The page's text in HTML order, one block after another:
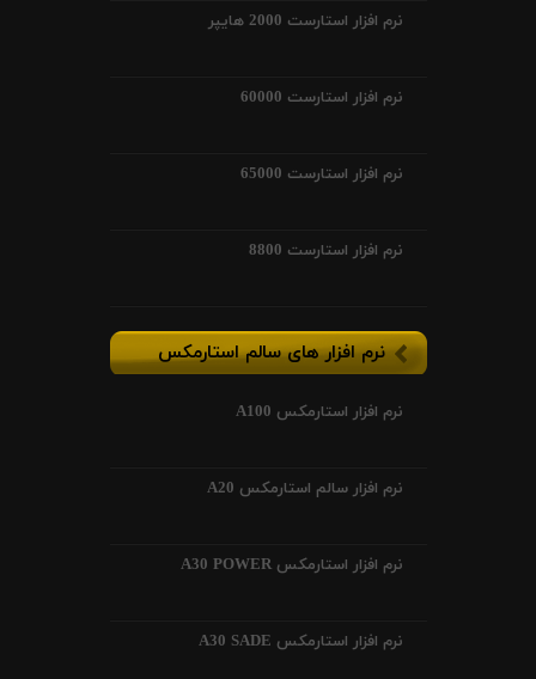
نرم افزار استارست 2000 هایپر
نرم افزار استارست 60000
نرم افزار استارست 65000
نرم افزار استارست 8800
نرم افزار های سالم استارمکس
نرم افزار استارمکس A100
نرم افزار سالم استارمکس A20
نرم افزار استارمکس A30 POWER
نرم افزار استارمکس A30 SADE